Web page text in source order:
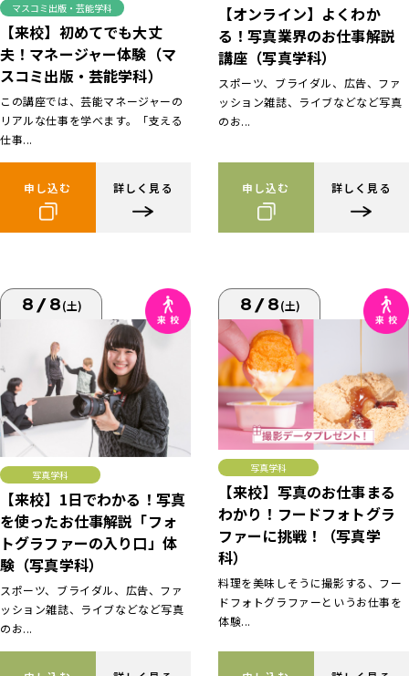
マスコミ出版・芸能学科
【来校】初めてでも大丈
夫！マネージャー体験（マ
スコミ出版・芸能学科）
この講座では、芸能マネージャーの
リアルな仕事を学べます。「支える
仕事...
申し込む 詳しく見る
【オンライン】よくわか
る！写真業界のお仕事解説
講座（写真学科）
スポーツ、ブライダル、広告、ファ
ッション雑誌、ライブなどなど写真
のお...
申し込む 詳しく見る
8/8(土)
写真学科
【来校】1日でわかる！写真
を使ったお仕事解説「フォ
トグラファーの入り口」体
験（写真学科）
スポーツ、ブライダル、広告、ファ
ッション雑誌、ライブなどなど写真
のお...
8/8(土)
写真学科
【来校】写真のお仕事まる
わかり！フードフォトグラ
ファーに挑戦！（写真学
科）
料理を美味しそうに撮影する、フー
ドフォトグラファーというお仕事を
体験...